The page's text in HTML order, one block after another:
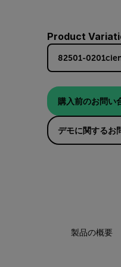
Product
82501-
購入前のお問い
デモに関するお
製品の概要